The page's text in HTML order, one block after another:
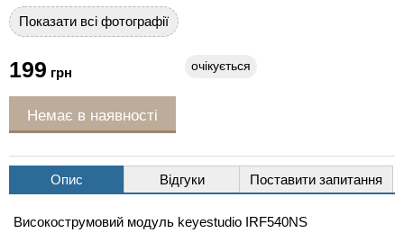
Показати всі фотографії
199 грн очікується
Немає в наявності
Опис Відгуки Поставити запитання
Високострумовий модуль keyestudio IRF540NS